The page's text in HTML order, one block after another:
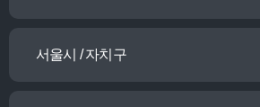
서울시 / 자치구